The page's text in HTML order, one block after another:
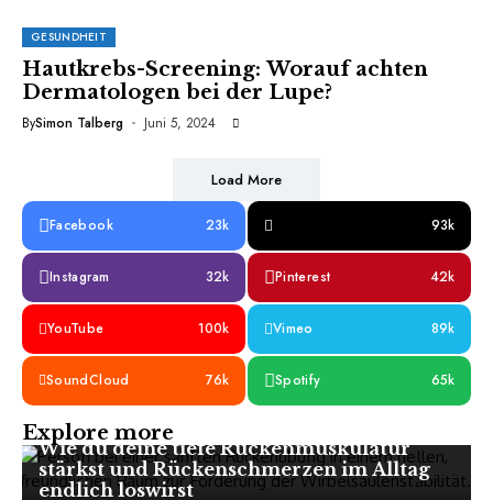
GESUNDHEIT
Hautkrebs-Screening: Worauf achten
Dermatologen bei der Lupe?
BySimon Talberg Juni 5, 2024
Load More
Facebook 23k 93k
Instagram 32k Pinterest 42k
YouTube 100k Vimeo 89k
SoundCloud 76k Spotify 65k
Explore more
Wie du deine tiefe Rückenmuskulatur
stärkst und Rückenschmerzen im Alltag
endlich loswirst